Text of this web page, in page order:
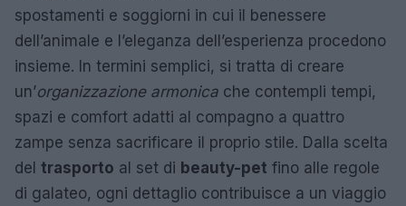
spostamenti e soggiorni in cui il benessere
dell’animale e l’eleganza dell’esperienza procedono
insieme. In termini semplici, si tratta di creare
un’organizzazione armonica che contempli tempi,
spazi e comfort adatti al compagno a quattro
zampe senza sacrificare il proprio stile. Dalla scelta
del trasporto al set di beauty-pet fino alle regole
di galateo, ogni dettaglio contribuisce a un viaggio